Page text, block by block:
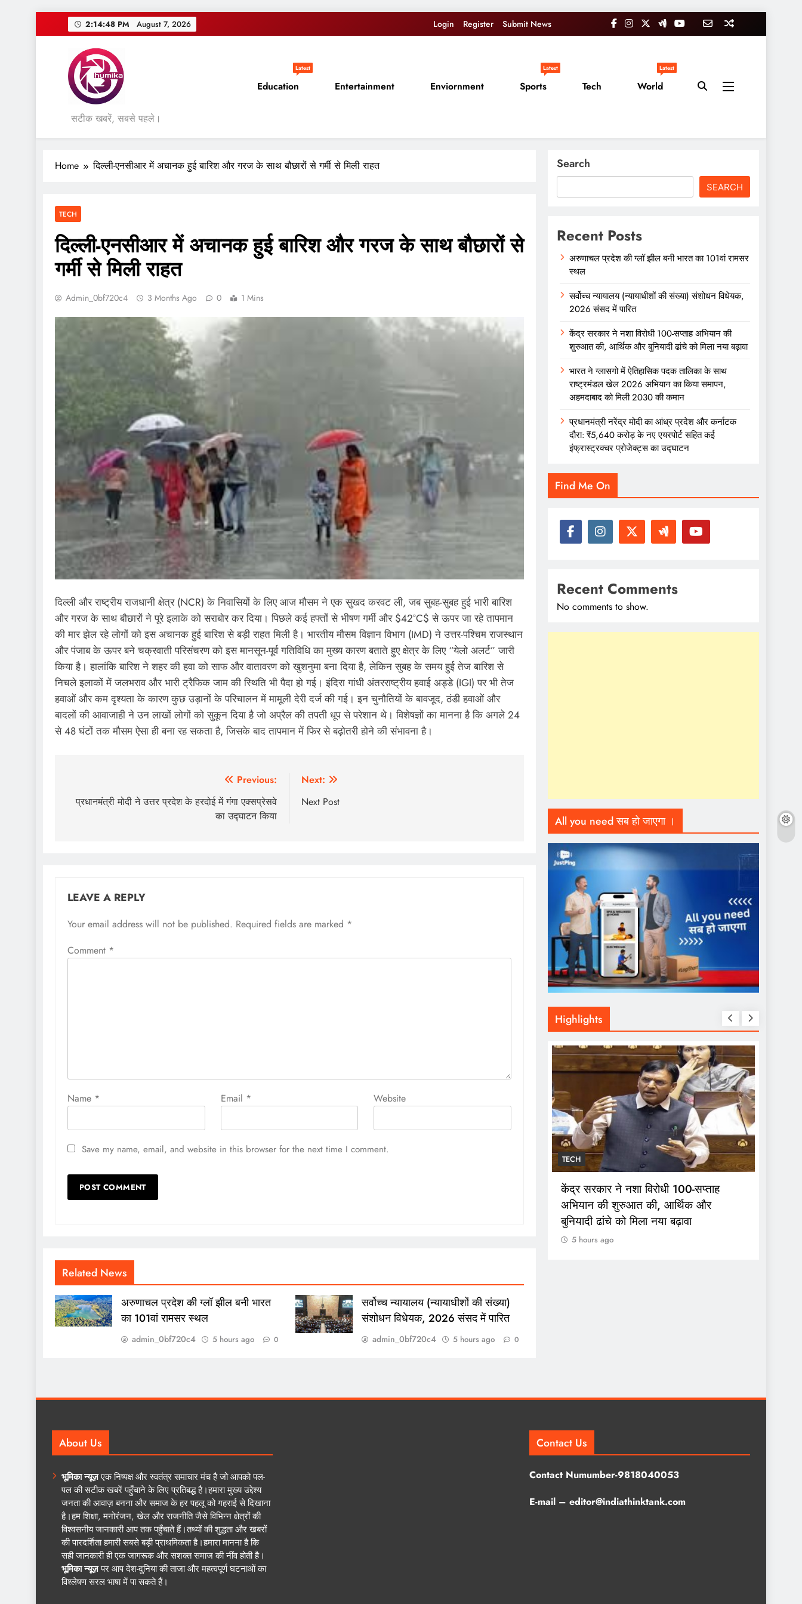
to
2:14:48 PM August 7, 2026 Login Register Submit News
सटीक खबरें, सबसे पहले।
Education
Latest
Entertainment Enviornment Sports
Latest
Tech World
Latest
Home दिल्ली-एनसीआर में अचानक हुई बारिश और गरज के साथ बौछारों से गर्मी से मिली राहत
TECH
दिल्ली-एनसीआर में अचानक हुई बारिश और गरज के साथ बौछारों से
गर्मी से मिली राहत
Admin_0bf720c4 3 Months Ago 0 1 Mins
दिल्ली और राष्ट्रीय राजधानी क्षेत्र (NCR) के निवासियों के लिए आज मौसम ने एक सुखद करवट ली, जब सुबह-सुबह हुई भारी बारिश
और गरज के साथ बौछारों ने पूरे इलाके को सराबोर कर दिया। पिछले कई हफ्तों से भीषण गर्मी और $42°C$ से ऊपर जा रहे तापमान
की मार झेल रहे लोगों को इस अचानक हुई बारिश से बड़ी राहत मिली है। भारतीय मौसम विज्ञान विभाग (IMD) ने उत्तर-पश्चिम राजस्थान
और पंजाब के ऊपर बने चक्रवाती परिसंचरण को इस मानसून-पूर्व गतिविधि का मुख्य कारण बताते हुए क्षेत्र के लिए “येलो अलर्ट” जारी
किया है। हालांकि बारिश ने शहर की हवा को साफ और वातावरण को खुशनुमा बना दिया है, लेकिन सुबह के समय हुई तेज बारिश से
निचले इलाकों में जलभराव और भारी ट्रैफिक जाम की स्थिति भी पैदा हो गई। इंदिरा गांधी अंतरराष्ट्रीय हवाई अड्डे (IGI) पर भी तेज
हवाओं और कम दृश्यता के कारण कुछ उड़ानों के परिचालन में मामूली देरी दर्ज की गई। इन चुनौतियों के बावजूद, ठंडी हवाओं और
बादलों की आवाजाही ने उन लाखों लोगों को सुकून दिया है जो अप्रैल की तपती धूप से परेशान थे। विशेषज्ञों का मानना है कि अगले 24
से 48 घंटों तक मौसम ऐसा ही बना रह सकता है, जिसके बाद तापमान में फिर से बढ़ोतरी होने की संभावना है।
navigation
Previous:
प्रधानमंत्री मोदी ने उत्तर प्रदेश के हरदोई में गंगा एक्सप्रेसवे
का उद्घाटन किया
Next:
Next Post
LEAVE A REPLY
Your email address will not be published. Required fields are marked *
Comment *
Name * Email * Website
Save my name, email, and website in this browser for the next time I comment.
Related News
अरुणाचल प्रदेश की ग्लॉ झील बनी भारत
का 101वां रामसर स्थल
admin_0bf720c4 5 hours ago 0
सर्वोच्च न्यायालय (न्यायाधीशों की संख्या)
संशोधन विधेयक, 2026 संसद में पारित
admin_0bf720c4 5 hours ago 0
Search
SEARCH
Recent Posts
अरुणाचल प्रदेश की ग्लॉ झील बनी भारत का 101वां रामसर
स्थल
सर्वोच्च न्यायालय (न्यायाधीशों की संख्या) संशोधन विधेयक,
2026 संसद में पारित
केंद्र सरकार ने नशा विरोधी 100-सप्ताह अभियान की
शुरुआत की, आर्थिक और बुनियादी ढांचे को मिला नया बढ़ावा
भारत ने ग्लासगो में ऐतिहासिक पदक तालिका के साथ
राष्ट्रमंडल खेल 2026 अभियान का किया समापन,
अहमदाबाद को मिली 2030 की कमान
प्रधानमंत्री नरेंद्र मोदी का आंध्र प्रदेश और कर्नाटक
दौरा: ₹5,640 करोड़ के नए एयरपोर्ट सहित कई
इंफ्रास्ट्रक्चर प्रोजेक्ट्स का उद्घाटन
Find Me On
Recent Comments
No comments to show.
All you need सब हो जाएगा ।
Highlights
अरुणाचल प्रदेश की ग्लॉ झील बनी भारत का
101वां रामसर स्थल
TECH
केंद्र सरकार ने नशा विरोधी 100-सप्ताह
अभियान की शुरुआत की, आर्थिक और
बुनियादी ढांचे को मिला नया बढ़ावा
5 hours ago
About Us
भूमिका न्यूज़एक निष्पक्ष और स्वतंत्र समाचार मंच है जो आपको पल-
पल की सटीक खबरें पहुँचाने के लिए प्रतिबद्ध है।हमारा मुख्य उद्देश्य
जनता की आवाज़ बनना और समाज के हर पहलू को गहराई से दिखाना
है।हम शिक्षा, मनोरंजन, खेल और राजनीति जैसे विभिन्न क्षेत्रों की
विश्वसनीय जानकारी आप तक पहुँचाते हैं।तथ्यों की शुद्धता और खबरों
की पारदर्शिता हमारी सबसे बड़ी प्राथमिकता है।हमारा मानना है कि
सही जानकारी ही एक जागरूक और सशक्त समाज की नींव होती है।
भूमिका न्यूज़पर आप देश-दुनिया की ताजा और महत्वपूर्ण घटनाओं का
विश्लेषण सरल भाषा में पा सकते हैं।
Contact Us
Contact Numumber-9818040053
E-mail – editor@indiathinktank.com